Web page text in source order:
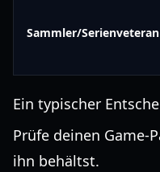
Sammler/Serienveteran
Ein typischer
Prüfe deinen Game-
ihn behältst.